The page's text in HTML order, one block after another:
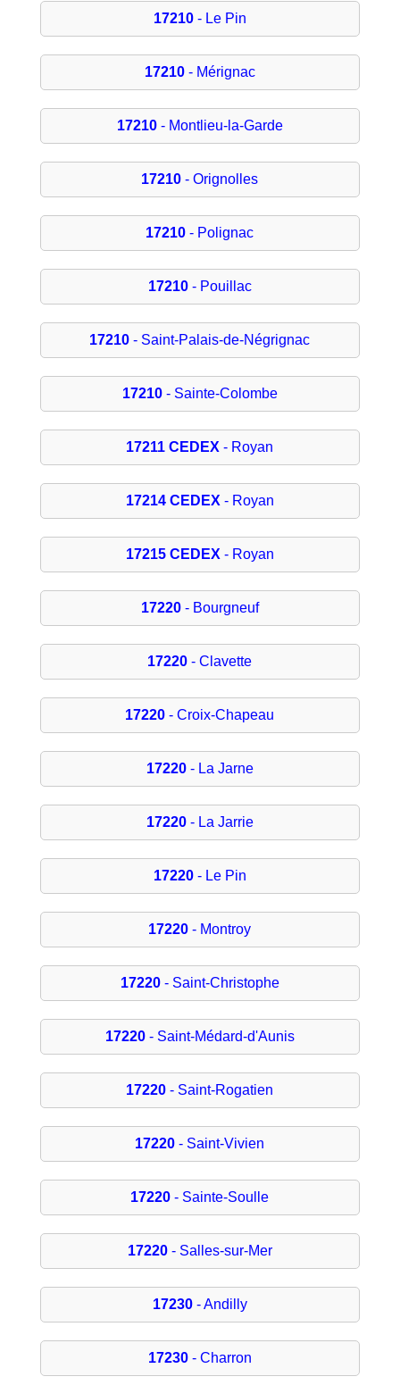
17210- Le Pin
17210- Mérignac
17210- Montlieu-la-Garde
17210 - Orignolles
17210 - Polignac
17210- Pouillac
17210 - Saint-Palais-de-Négrignac
17210- Sainte-Colombe
17211 CEDEX - Royan
17214 CEDEX - Royan
17215 CEDEX - Royan
17220- Bourgneuf
17220 - Clavette
17220 - Croix-Chapeau
17220- La Jarne
17220- La Jarrie
17220- Le Pin
17220 - Montroy
17220- Saint-Christophe
17220- Saint-Médard-d'Aunis
17220 - Saint-Rogatien
17220 - Saint-Vivien
17220 - Sainte-Soulle
17220- Salles-sur-Mer
17230- Andilly
17230- Charron